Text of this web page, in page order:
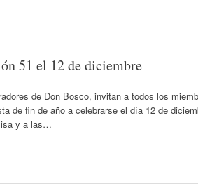
51 el 12 de diciembre
de Don Bosco, invitan a todos los
de fin de año a celebrarse el día 12 de
y a las…